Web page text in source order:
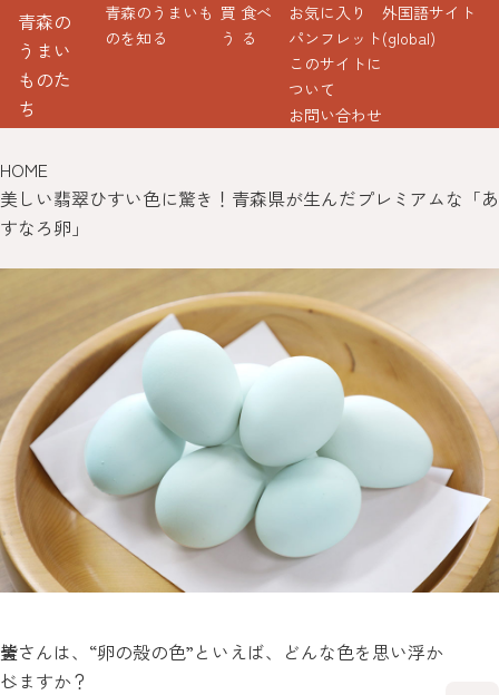
青森の
うまい
ものた
ち
青森のうまいも
のを知る
買
う
食べ
る
お気に入り
パンフレット
このサイトに
ついて
お問い合わせ
外国語サイト
(global)
HOME
美しい翡翠ひすい色に驚き！青森県が生んだプレミアムな「あ
すなろ卵」
美
し
皆さんは、“卵の殻の色”といえば、どんな色を思い浮か
べますか？